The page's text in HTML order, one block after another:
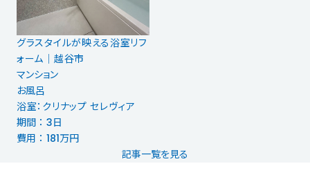
グラスタイルが映える浴室リフ
ォーム│越谷市
マンション
お風呂
浴室：クリナップ セレヴィア
期間 ： 3日
費用 ： 181万円
記事一覧を見る